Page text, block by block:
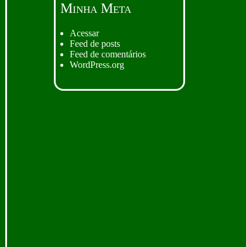
Minha Meta
Acessar
Feed de posts
Feed de comentários
WordPress.org